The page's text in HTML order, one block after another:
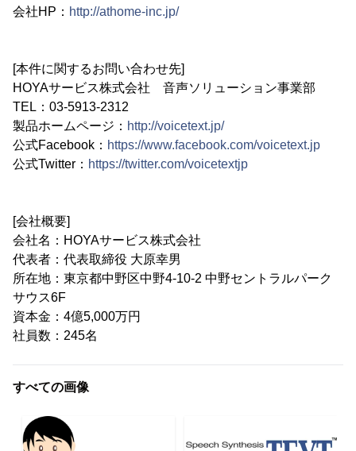
会社HP： http://athome-inc.jp/
[本件に関するお問い合わせ先]
HOYAサービス株式会社 音声ソリューション事業部
TEL：03-5913-2312
製品ホームページ： http://voicetext.jp/
公式Facebook： https://www.facebook.com/voicetext.jp
公式Twitter： https://twitter.com/voicetextjp
[会社概要]
会社名：HOYAサービス株式会社
代表者：代表取締役 大原幸男
所在地：東京都中野区中野4-10-2 中野セントラルパーク
サウス6F
資本金：4億5,000万円
社員数：245名
すべての画像